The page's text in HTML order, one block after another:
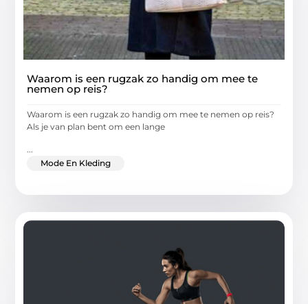
Waarom is een rugzak zo handig om mee te
nemen op reis?
Waarom is een rugzak zo handig om mee te nemen op reis?
Als je van plan bent om een lange
Mode En Kleding